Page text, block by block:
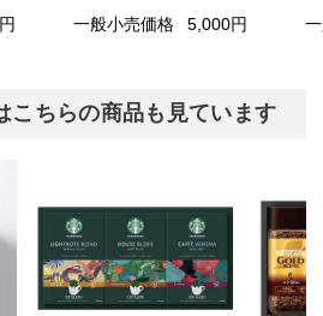
一般小売価格 5,000円
こちらの商品も見ています